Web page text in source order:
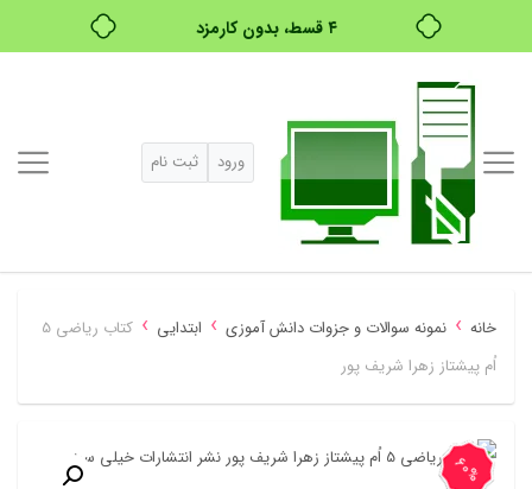
۴ قسط، بدون کارمزد
خرید قسطی با ترب‌پی
ورود ثبت نام
خانه › نمونه سوالات و جزوات دانش آموزی › ابتدایی ›
کتاب ریاضی 5
اُم پیشتاز زهرا شریف پور
60%